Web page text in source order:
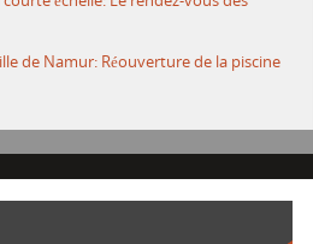
de Namur: Réouverture de la piscine